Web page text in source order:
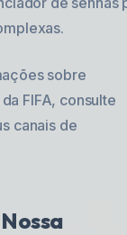
sobre
FIFA, consulte
canais de